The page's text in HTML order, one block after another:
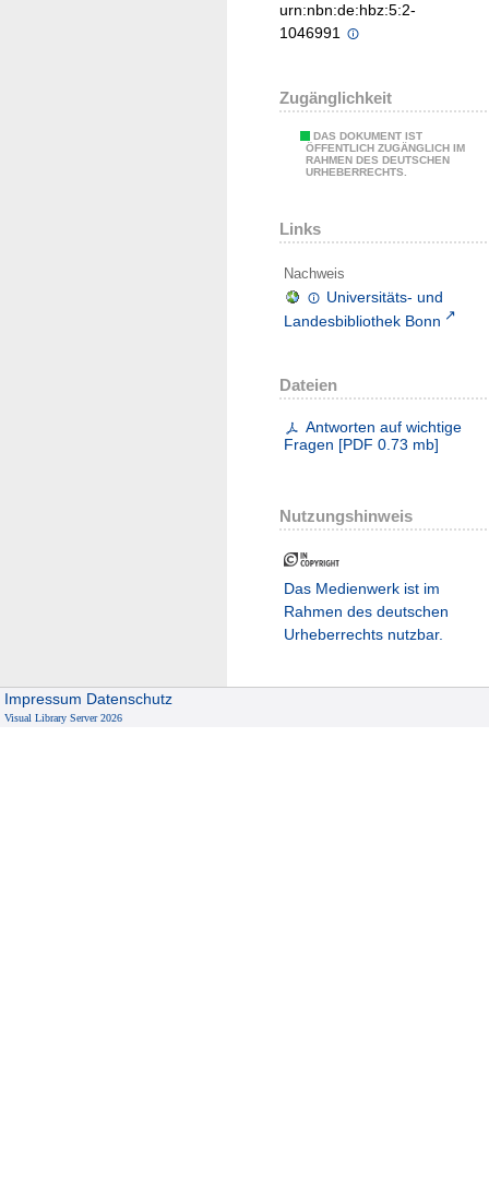
urn:nbn:de:hbz:5:2-
1046991
Zugänglichkeit
DAS DOKUMENT IST
ÖFFENTLICH ZUGÄNGLICH IM
RAHMEN DES DEUTSCHEN
URHEBERRECHTS.
Links
Nachweis
Universitäts- und
Landesbibliothek Bonn
Dateien
Antworten auf wichtige
Fragen [PDF 0.73 mb]
Nutzungshinweis
Das Medienwerk ist im
Rahmen des deutschen
Urheberrechts nutzbar.
Impressum Datenschutz
Visual Library Server 2026